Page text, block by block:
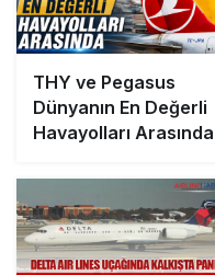
THY ve Pegasus
Dünyanın En Değerli
Havayolları Arasında